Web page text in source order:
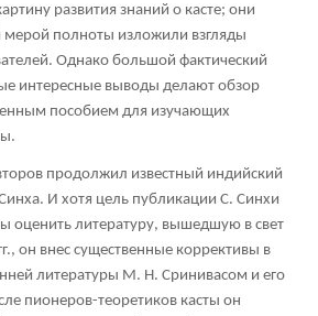
развития знаний о касте; они
полноты изложили взгляды
Однако большой фактический
интересные выводы делают обзор
пособием для изучающих
продолжил известный индийский
И хотя цель публикации С. Синхи
оценить литературу, вышедшую в свет
он внес существенные коррективы в
литературы М. Н. Сринивасом и его
пионеров-теоретиков касты он